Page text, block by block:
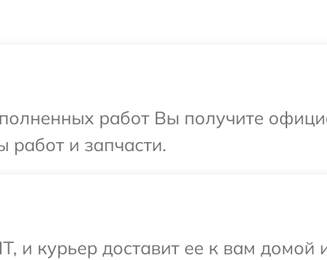
работ Вы получите
работ и запчасти.
и курьер доставит ее к вам домой